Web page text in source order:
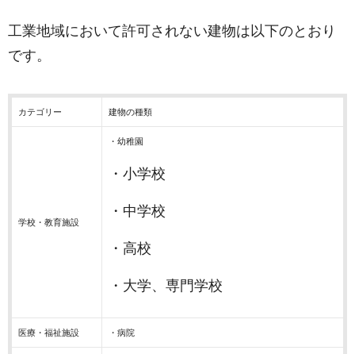
工業地域において許可されない建物は以下のとおり
です。
カテゴリー 建物の種類
学校・教育施設
・幼稚園
・小学校
・中学校
・高校
・大学、専門学校
医療・福祉施設 ・病院